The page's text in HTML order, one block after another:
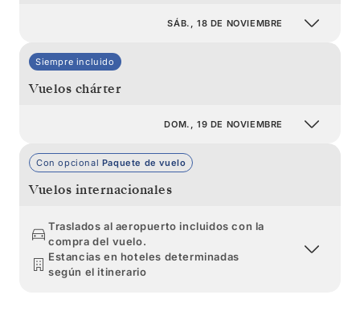
SÁB., 18 DE NOVIEMBRE
Siempre incluido
Vuelos chárter
DOM., 19 DE NOVIEMBRE
Con opcional Paquete de vuelo
Vuelos internacionales
Traslados al aeropuerto incluidos con la
compra del vuelo.
Estancias en hoteles determinadas
según el itinerario